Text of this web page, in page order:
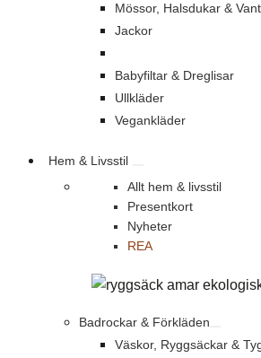
Mössor, Halsdukar &
Jackor
Babyfiltar & Dreglisar
Ullkläder
Vegankläder
Hem & Livsstil
Allt hem & livsstil
Presentkort
Nyheter
REA
Badrockar & Förkläden
Väskor, Ryggsäckar &